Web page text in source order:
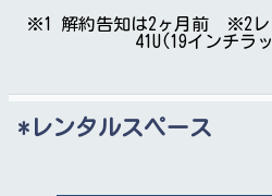
※1 解約告知は2ヶ月前 ※2レ
41U(19インチラ
レンタルスペース